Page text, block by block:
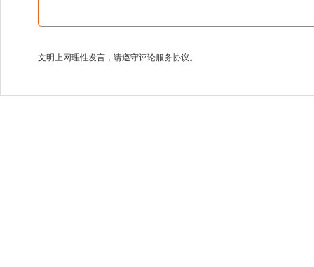
文明上网理性发言，请遵守评论服务协议。